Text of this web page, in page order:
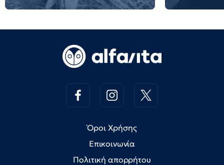
Όροι Χρήσης
Επικοινωνία
Πολιτική απορρήτου